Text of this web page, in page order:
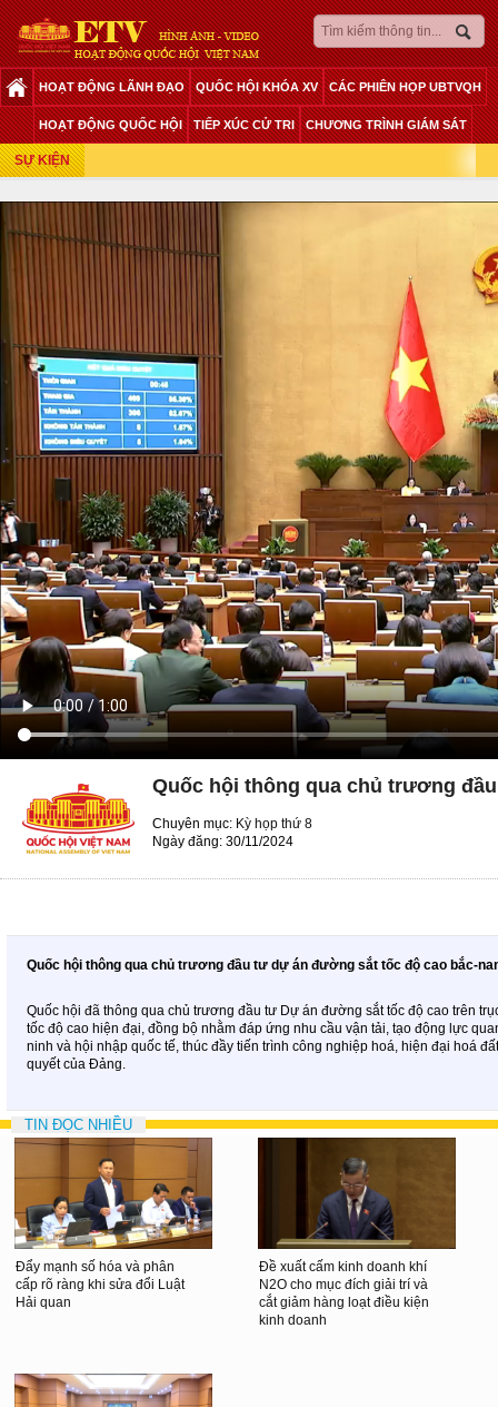
HOẠT ĐỘNG LÃNH ĐẠO QUỐC HỘI KHÓA XV CÁC PHIÊN HỌP UBTVQH
HOẠT ĐỘNG QUỐC HỘI TIẾP XÚC CỬ TRI CHƯƠNG TRÌNH GIÁM SÁT
SỰ KIỆN
Quốc hội thông qua chủ trương
Chuyên mục: Kỳ họp thứ 8
Ngày đăng: 30/11/2024
Quốc hội thông qua chủ trương đầu tư dự án đường sắt tốc độ cao bắc-
Quốc hội đã thông qua chủ trương đầu tư Dự án đường sắt tốc độ cao trên
tốc độ cao hiện đại, đồng bộ nhằm đáp ứng nhu cầu vận tải, tạo động lực
ninh và hội nhập quốc tế, thúc đầy tiến trình công nghiệp hoá, hiện đại hoá
quyết của Đảng.
TIN ĐỌC NHIỀU
Đẩy mạnh số hóa và phân
cấp rõ ràng khi sửa đổi Luật
Hải quan
Đề xuất cấm kinh doanh khí
N2O cho mục đích giải trí và
cắt giảm hàng loạt điều kiện
kinh doanh